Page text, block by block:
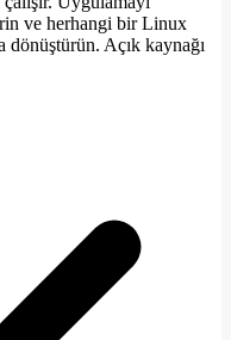
ve herhangi bir Linux
dönüştürün. Açık kaynağı